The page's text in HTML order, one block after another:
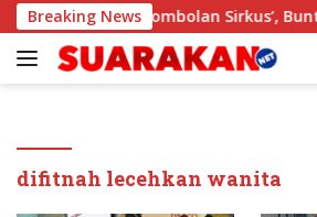
Langsung
ke
konten
Breaking News
Tuduhan ‘Gerombolan Sirkus’,
difitnah lecehkan wanita